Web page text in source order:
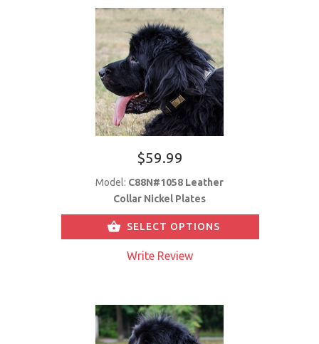
$59.99
Model: C88N#1058 Leather
Collar Nickel Plates
SELECT OPTIONS
Write Review